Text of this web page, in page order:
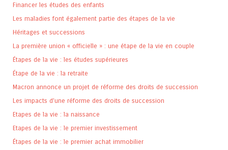
Financer les études des enfants
Les maladies font également partie des étapes de la vie
Héritages et successions
La première union « officielle » : une étape de la vie en couple
Étapes de la vie : les études supérieures
Étape de la vie : la retraite
Macron annonce un projet de réforme des droits de succession
Les impacts d’une réforme des droits de succession
Etapes de la vie : la naissance
Etapes de la vie : le premier investissement
Étapes de la vie : le premier achat immobilier